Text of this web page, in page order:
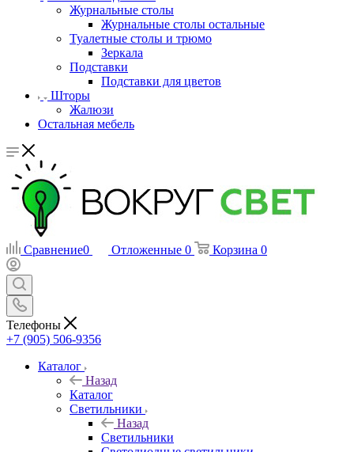
Журнальные столы
Журнальные столы остальные
Туалетные столы и трюмо
Зеркала
Подставки
Подставки для цветов
Шторы
Жалюзи
Остальная мебель
Сравнение0 Отложенные 0 Корзина 0
Телефоны
+7 (905) 506-9356
Каталог
Назад
Каталог
Светильники
Назад
Светильники